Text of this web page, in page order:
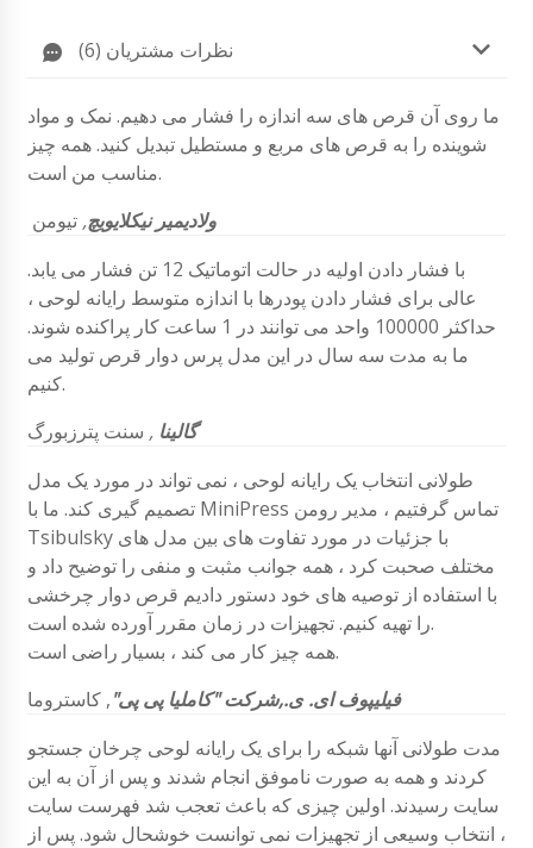
نظرات مشتریان (6)
ما روی آن قرص های سه اندازه را فشار می دهیم. نمک و مواد
شوینده را به قرص های مربع و مستطیل تبدیل کنید. همه چیز
مناسب من است.
ولادیمیر نیکلایویچ, تیومن
با فشار دادن اولیه در حالت اتوماتیک 12 تن فشار می یابد.
عالی برای فشار دادن پودرها با اندازه متوسط ​​رایانه لوحی ،
حداکثر 100000 واحد می توانند در 1 ساعت کار پراکنده شوند.
ما به مدت سه سال در این مدل پرس دوار قرص تولید می
کنیم.
گالینا , سنت پترزبورگ
طولانی انتخاب یک رایانه لوحی ، نمی تواند در مورد یک مدل
تصمیم گیری کند. ما با MiniPress تماس گرفتیم ، مدیر رومن
Tsibulsky با جزئیات در مورد تفاوت های بین مدل های
مختلف صحبت کرد ، همه جوانب مثبت و منفی را توضیح داد و
با استفاده از توصیه های خود دستور دادیم قرص دوار چرخشی
را تهیه کنیم. تجهیزات در زمان مقرر آورده شده است.
همه چیز کار می کند ، بسیار راضی است.
فیلیپوفای. ی.,شرکت "کاملیا پی پی", کاستروما
مدت طولانی آنها شبکه را برای یک رایانه لوحی چرخان جستجو
کردند و همه به صورت ناموفق انجام شدند و پس از آن به این
سایت رسیدند. اولین چیزی که باعث تعجب شد فهرست سایت
، انتخاب وسیعی از تجهیزات نمی توانست خوشحال شود. پس از